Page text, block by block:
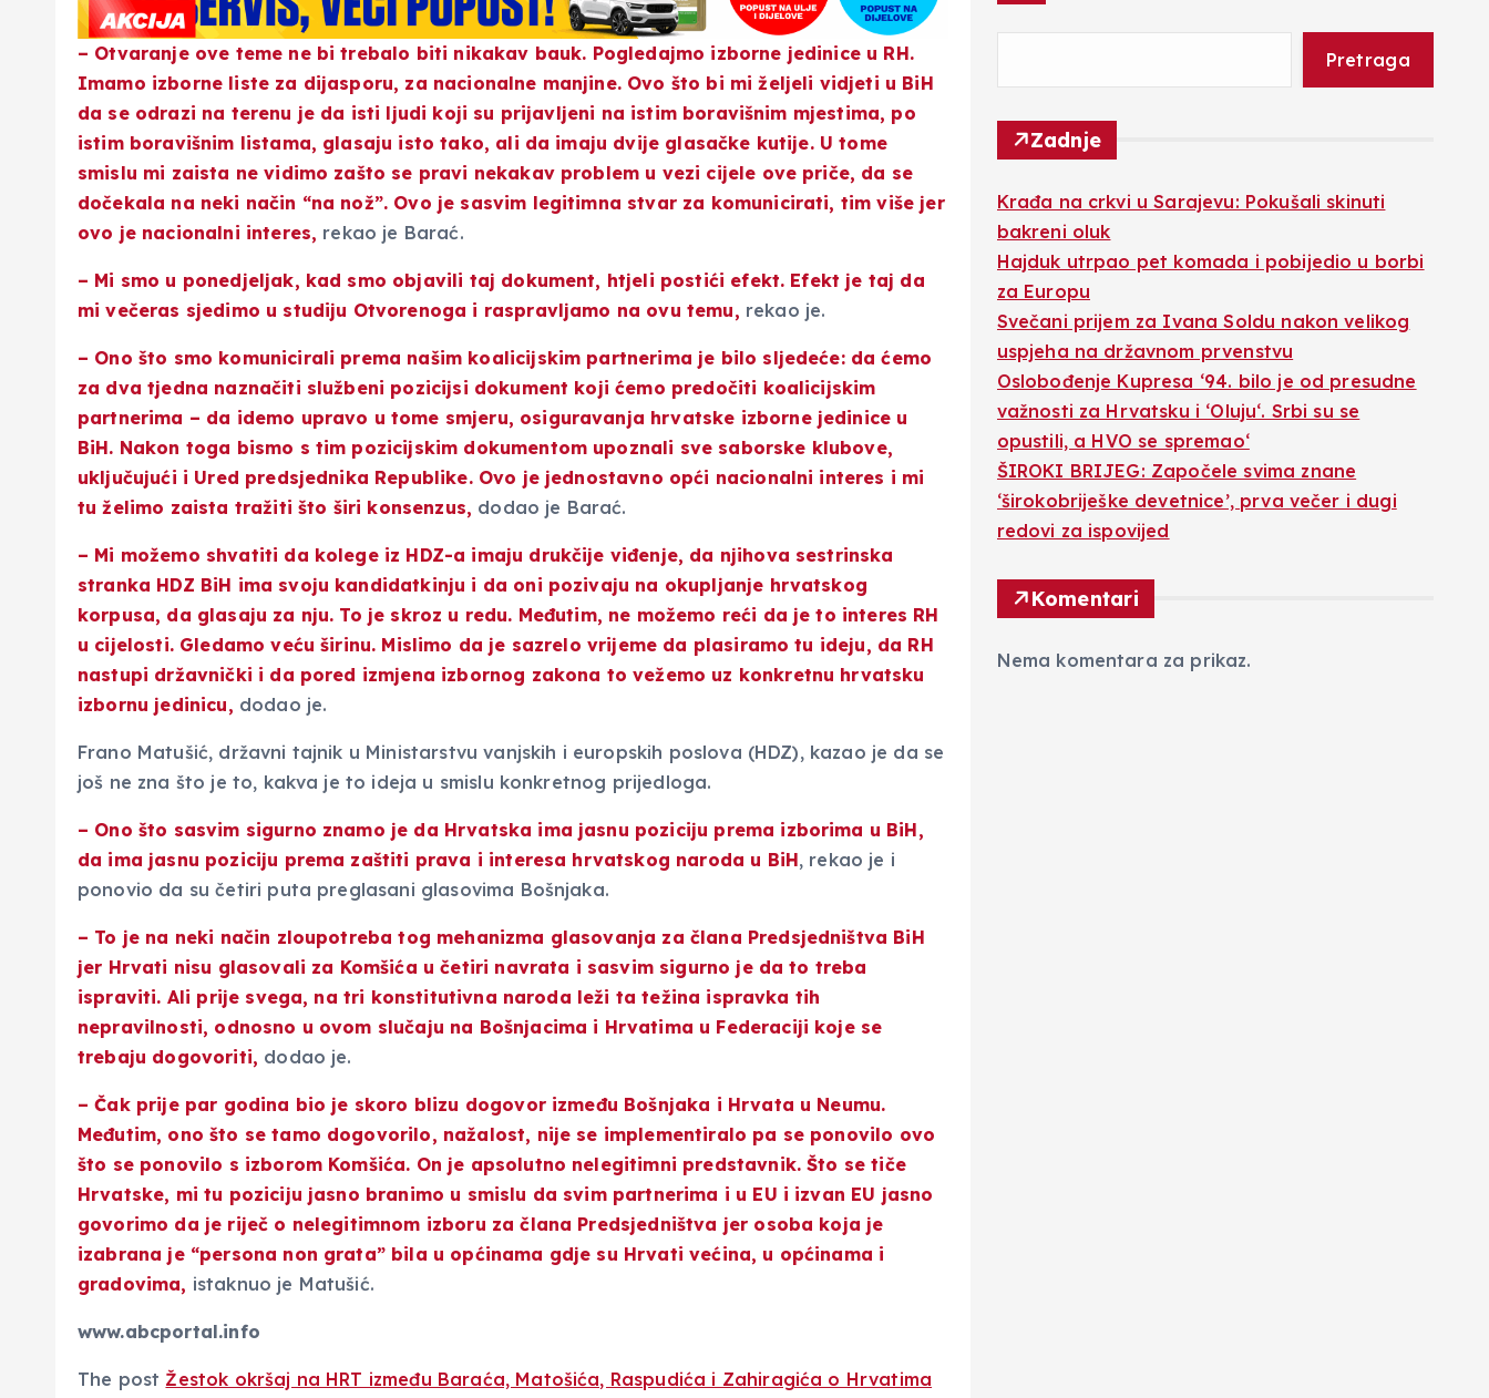
– Otvaranje ove teme ne bi trebalo biti nikakav bauk. Pogledajmo izborne jedinice u RH.
Imamo izborne liste za dijasporu, za nacionalne manjine. Ovo što bi mi željeli vidjeti u BiH
da se odrazi na terenu je da isti ljudi koji su prijavljeni na istim boravišnim mjestima, po
istim boravišnim listama, glasaju isto tako, ali da imaju dvije glasačke kutije. U tome
smislu mi zaista ne vidimo zašto se pravi nekakav problem u vezi cijele ove priče, da se
dočekala na neki način “na nož”. Ovo je sasvim legitimna stvar za komunicirati, tim više jer
ovo je nacionalni interes, rekao je Barać.
– Mi smo u ponedjeljak, kad smo objavili taj dokument, htjeli postići efekt. Efekt je taj da
mi večeras sjedimo u studiju Otvorenoga i raspravljamo na ovu temu, rekao je.
– Ono što smo komunicirali prema našim koalicijskim partnerima je bilo sljedeće: da ćemo
za dva tjedna naznačiti službeni pozicijsi dokument koji ćemo predočiti koalicijskim
partnerima – da idemo upravo u tome smjeru, osiguravanja hrvatske izborne jedinice u
BiH. Nakon toga bismo s tim pozicijskim dokumentom upoznali sve saborske klubove,
uključujući i Ured predsjednika Republike. Ovo je jednostavno opći nacionalni interes i mi
tu želimo zaista tražiti što širi konsenzus, dodao je Barać.
– Mi možemo shvatiti da kolege iz HDZ-a imaju drukčije viđenje, da njihova sestrinska
stranka HDZ BiH ima svoju kandidatkinju i da oni pozivaju na okupljanje hrvatskog
korpusa, da glasaju za nju. To je skroz u redu. Međutim, ne možemo reći da je to interes RH
u cijelosti. Gledamo veću širinu. Mislimo da je sazrelo vrijeme da plasiramo tu ideju, da RH
nastupi državnički i da pored izmjena izbornog zakona to vežemo uz konkretnu hrvatsku
izbornu jedinicu, dodao je.
Frano Matušić, državni tajnik u Ministarstvu vanjskih i europskih poslova (HDZ), kazao je da se
još ne zna što je to, kakva je to ideja u smislu konkretnog prijedloga.
– Ono što sasvim sigurno znamo je da Hrvatska ima jasnu poziciju prema izborima u BiH,
da ima jasnu poziciju prema zaštiti prava i interesa hrvatskog naroda u BiH, rekao je i
ponovio da su četiri puta preglasani glasovima Bošnjaka.
– To je na neki način zloupotreba tog mehanizma glasovanja za člana Predsjedništva BiH
jer Hrvati nisu glasovali za Komšića u četiri navrata i sasvim sigurno je da to treba
ispraviti. Ali prije svega, na tri konstitutivna naroda leži ta težina ispravka tih
nepravilnosti, odnosno u ovom slučaju na Bošnjacima i Hrvatima u Federaciji koje se
trebaju dogovoriti, dodao je.
– Čak prije par godina bio je skoro blizu dogovor između Bošnjaka i Hrvata u Neumu.
Međutim, ono što se tamo dogovorilo, nažalost, nije se implementiralo pa se ponovilo ovo
što se ponovilo s izborom Komšića. On je apsolutno nelegitimni predstavnik. Što se tiče
Hrvatske, mi tu poziciju jasno branimo u smislu da svim partnerima i u EU i izvan EU jasno
govorimo da je riječ o nelegitimnom izboru za člana Predsjedništva jer osoba koja je
izabrana je “persona non grata” bila u općinama gdje su Hrvati većina, u općinama i
gradovima, istaknuo je Matušić.
www.abcportal.info
The post Žestok okršaj na HRT između Baraća, Matošića, Raspudića i Zahiragića o Hrvatima
Pretraga
Zadnje
Krađa na crkvi u Sarajevu: Pokušali skinuti
bakreni oluk
Hajduk utrpao pet komada i pobijedio u borbi
za Europu
Svečani prijem za Ivana Soldu nakon velikog
uspjeha na državnom prvenstvu
Oslobođenje Kupresa ‘94. bilo je od presudne
važnosti za Hrvatsku i ‘Oluju‘. Srbi su se
opustili, a HVO se spremao‘
ŠIROKI BRIJEG: Započele svima znane
‘širokobriješke devetnice’, prva večer i dugi
redovi za ispovijed
Komentari
Nema komentara za prikaz.